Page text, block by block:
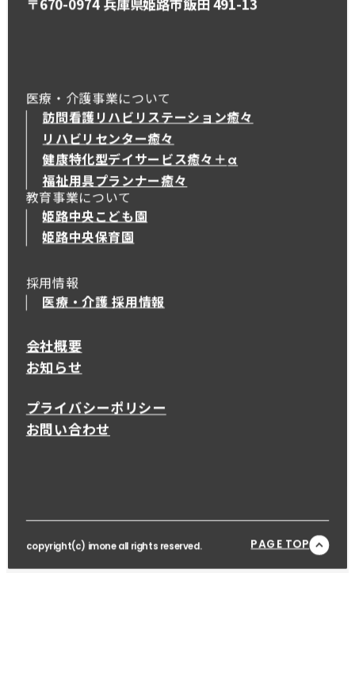
医療・介護事業について
訪問看護リハビリステーション癒々
リハビリセンター癒々
健康特化型デイサービス癒々＋α
健康特化型デイサービス癒々＋
福祉用具プランナー癒々
教育事業について
姫路中央こども園
姫路中央保育園
採用情報
医療・介護 採用情報
会社概要
お知らせ
プライバシーポリシー
お問い合わせ
copyright(c) imone all rights reserved. PAGE TOP